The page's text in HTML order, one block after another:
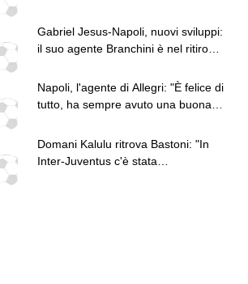
Per Di Gregorio si sonda la Premier.
Zirkzee, apertura dello United, si
Gabriel Jesus-Napoli, nuovi sviluppi:
il suo agente Branchini è nel ritiro
Napoli, l'agente di Allegri: "È felice di
tutto, ha sempre avuto una buona
Domani Kalulu ritrova Bastoni: "In
Inter-Juventus c'è stata